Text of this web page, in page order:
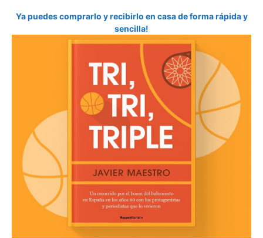
Ya puedes comprarlo y recibirlo en casa de forma rápida y
sencilla!